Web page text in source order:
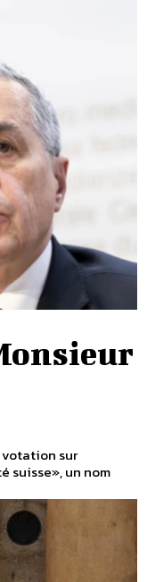
votation sur
suisse», un nom